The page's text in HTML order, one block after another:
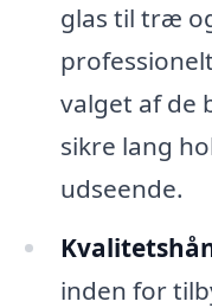
glas til træ
valget af de
sikre lang
udseende.
inden for